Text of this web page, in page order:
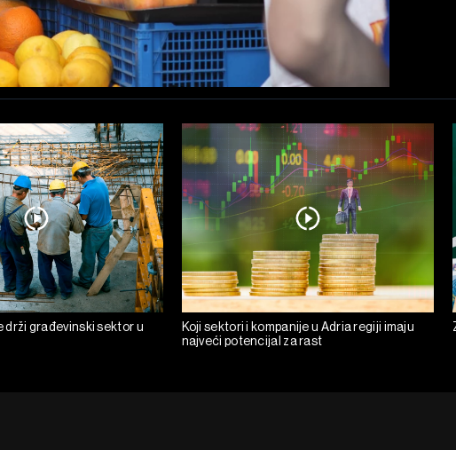
drži građevinski sektor u
Koji sektori i kompanije u Adria regiji imaju
najveći potencijal za rast